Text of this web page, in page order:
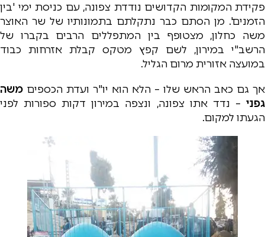
פקידת המקומות הקדושים נודדת צפונה, עם כניסת ימי 'בין
הזמנים'. מן הסתם כבר נתקלתם בתמונותיו של שר האוצר
משה כחלון, מצטופף בין המתפללים הרבים בקברו של
הרשב"י במירון, לשם קפץ מטקס קבלת אזרחות כבוד
במועצה אזורית מרום הגליל.
אך גם כאב הראש שלו – הלא הוא יו"ר ועדת הכספים משה
גפני – נדד אתו צפונה, ונצפה במירון דקות ספורות לפני
הגעתו למקום.